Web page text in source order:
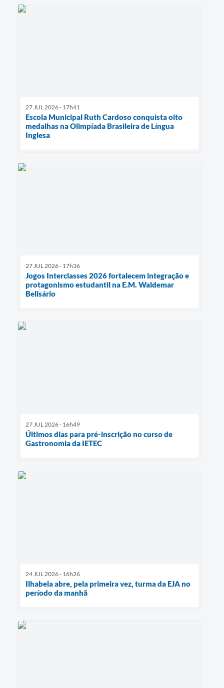
27 JUL 2026 - 17h41
Escola Municipal Ruth Cardoso conquista oito
medalhas na Olimpíada Brasileira de Língua
Inglesa
27 JUL 2026 - 17h36
Jogos Interclasses 2026 fortalecem integração e
protagonismo estudantil na E.M. Waldemar
Belisário
27 JUL 2026 - 16h49
Últimos dias para pré-inscrição no curso de
Gastronomia da IETEC
24 JUL 2026 - 16h26
Ilhabela abre, pela primeira vez, turma da EJA no
período da manhã